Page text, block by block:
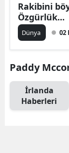
Rakibini
Özgürlük...
Dünya 02
Paddy
İrlanda
Haberleri